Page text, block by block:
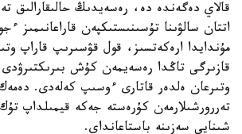
قالاي دەگەندە دە، رەسەيدىڭ حالىقارالىق
اتتان سالۋىنا تۇسىنىستىكپەن
مۇندايدا ارەكەتسىز، قول قۋسىرىپ قاراپ
قازىرگى تاڭدا رەسەيمەن كۇش
وتىرعان ەلدەر قاتارى ءوسىپ كەلەدى.
تەررورشىلارمەن كۇرەستە جەكە قيمىلداپ
شىنايى سەزىنە باستاعانداي.